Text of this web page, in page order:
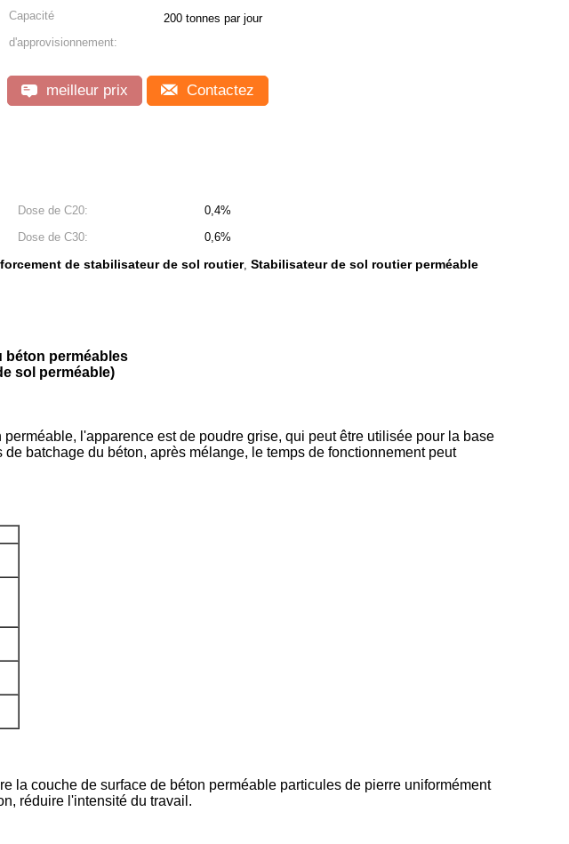
Capacité
d'approvisionnement:
200 tonnes par jour
meilleur prix Contactez
Dose de C20:
0,4%
Dose de C30:
0,6%
de stabilisateur de sol routier, Stabilisateur de sol routier perméable
béton perméables
sol perméable)
l'apparence est de poudre grise, qui peut être utilisée pour la base
batchage du béton, après mélange, le temps de fonctionnement peut
la couche de surface de béton perméable particules de pierre uniformément
réduire l'intensité du travail.